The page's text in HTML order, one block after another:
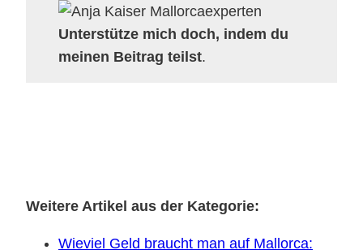
Unterstütze mich doch, indem du
meinen Beitrag teilst.
Weitere Artikel aus der Kategorie:
Wieviel Geld braucht man auf Mallorca: